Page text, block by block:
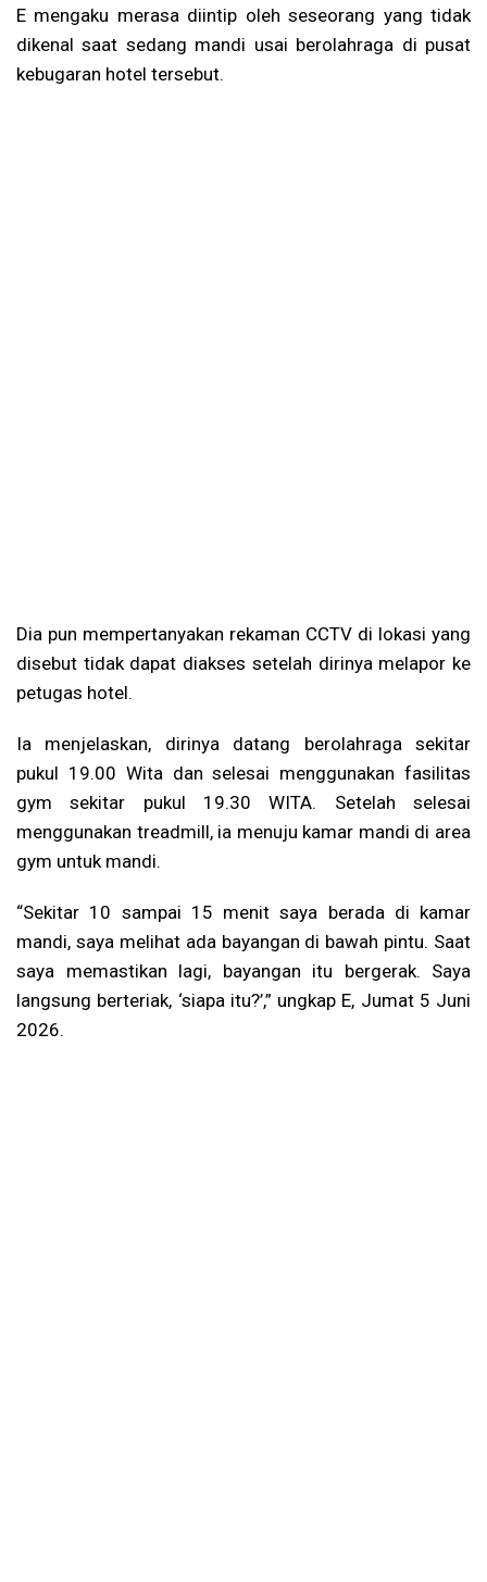
E mengaku merasa diintip oleh seseorang yang tidak
dikenal saat sedang mandi usai berolahraga di pusat
kebugaran hotel tersebut.
Dia pun mempertanyakan rekaman CCTV di lokasi yang
disebut tidak dapat diakses setelah dirinya melapor ke
petugas hotel.
Ia menjelaskan, dirinya datang berolahraga sekitar
pukul 19.00 Wita dan selesai menggunakan fasilitas
gym sekitar pukul 19.30 WITA. Setelah selesai
menggunakan treadmill, ia menuju kamar mandi di area
gym untuk mandi.
“Sekitar 10 sampai 15 menit saya berada di kamar
mandi, saya melihat ada bayangan di bawah pintu. Saat
saya memastikan lagi, bayangan itu bergerak. Saya
langsung berteriak, ‘siapa itu?’,” ungkap E, Jumat 5 Juni
2026.